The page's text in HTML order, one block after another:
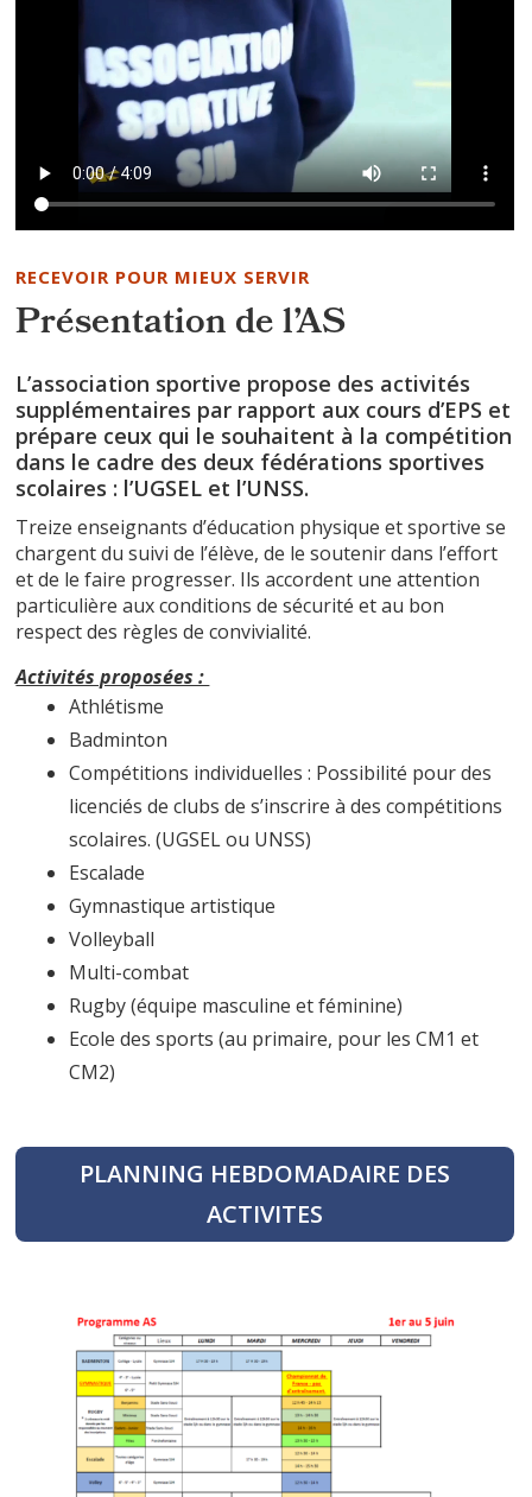
RECEVOIR POUR MIEUX SERVIR
Présentation de l’AS
L’association sportive propose des activités
supplémentaires par rapport aux cours d’EPS et
prépare ceux qui le souhaitent à la compétition
dans le cadre des deux fédérations sportives
scolaires : l’UGSEL et l’UNSS.
Treize enseignants d’éducation physique et sportive se
chargent du suivi de l’élève, de le soutenir dans l’effort
et de le faire progresser. Ils accordent une attention
particulière aux conditions de sécurité et au bon
respect des règles de convivialité.
Activités proposées :
Athlétisme
Badminton
Compétitions individuelles : Possibilité pour des
licenciés de clubs de s’inscrire à des compétitions
scolaires. (UGSEL ou UNSS)
Escalade
Gymnastique artistique
Volleyball
Multi-combat
Rugby (équipe masculine et féminine)
Ecole des sports (au primaire, pour les CM1 et
CM2)
PLANNING HEBDOMADAIRE DES
ACTIVITES